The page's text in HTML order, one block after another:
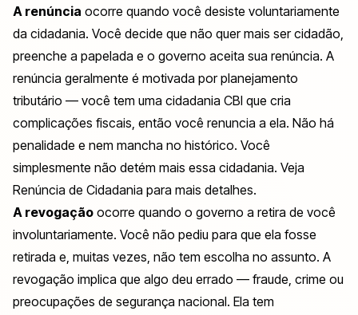
A renúncia ocorre quando você desiste voluntariamente
da cidadania. Você decide que não quer mais ser cidadão,
preenche a papelada e o governo aceita sua renúncia. A
renúncia geralmente é motivada por planejamento
tributário — você tem uma cidadania CBI que cria
complicações fiscais, então você renuncia a ela. Não há
penalidade e nem mancha no histórico. Você
simplesmente não detém mais essa cidadania. Veja
Renúncia de Cidadania para mais detalhes.
A revogação ocorre quando o governo a retira de você
involuntariamente. Você não pediu para que ela fosse
retirada e, muitas vezes, não tem escolha no assunto. A
revogação implica que algo deu errado — fraude, crime ou
preocupações de segurança nacional. Ela tem